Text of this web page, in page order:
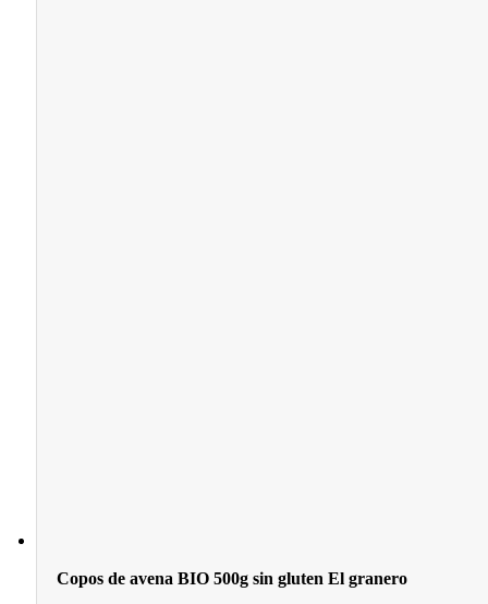
Copos de avena BIO 500g sin gluten El granero